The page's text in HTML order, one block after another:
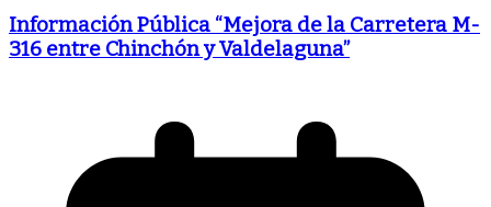
Información Pública “Mejora de la Carretera M-
316 entre Chinchón y Valdelaguna”